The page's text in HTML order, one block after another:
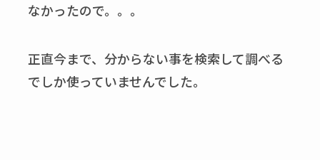
なかったので。。。
正直今まで、分からない事を検索して調べる
でしか使っていませんでした。